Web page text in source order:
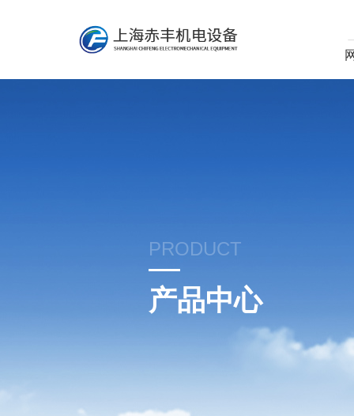
PRODUCT
产品中心